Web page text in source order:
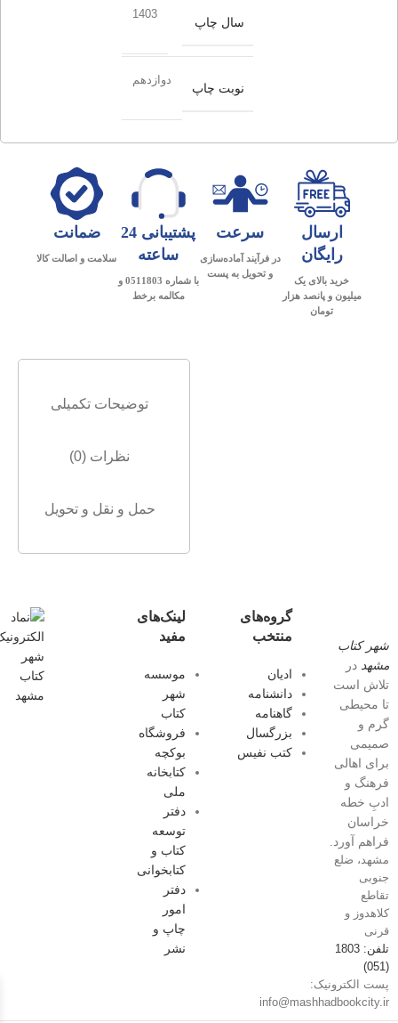
سال چاپ
1403
نوبت چاپ
دوازدهم
ارسال
رایگان
خرید بالای یک
میلیون و پانصد هزار
تومان
سرعت
در فرآیند آماده‌سازی
و تحویل به پست
پشتیبانی 24
ساعته
با شماره 0511803 و
مکالمه برخط
ضمانت
سلامت و اصالت کالا
توضیحات تکمیلی
نظرات (0)
حمل و نقل و تحویل
شهر کتاب
مشهد در
تلاش است
تا محیطی
گرم و
صمیمی
برای اهالی
فرهنگ و
ادبِ خطه
خراسان
فراهم آورد.
مشهد، ضلع
جنوبی
تقاطع
کلاهدوز و
قرنی
تلفن: 1803
(051)
پست الکترونیک:
info@mashhadbookcity.ir
گروه‌های
منتخب
ادیان
دانشنامه
گاهنامه
بزرگسال
کتب نفیس
لینک‌های
مفید
موسسه
شهر
کتاب
فروشگاه
بوکچه
کتابخانه
ملی
دفتر
توسعه
کتاب و
کتابخوانی
دفتر
امور
چاپ و
نشر